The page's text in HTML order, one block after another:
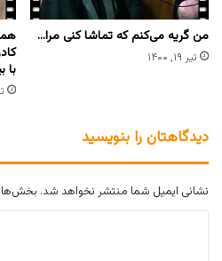
من گریه می‌کنم که تماشا کنی مرا…
تیر ۱۹, ۱۴۰۰
با
دیدگاهتان را بنویسید
نشانی ایمیل شما منتشر نخواهد شد.